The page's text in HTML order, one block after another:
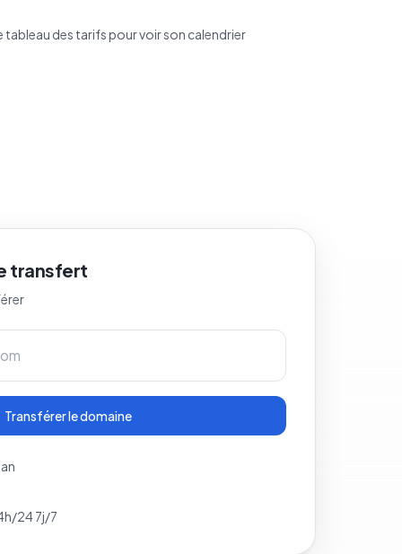
des tarifs pour voir son calendrier
transfert
Transférer le domaine
24 7j/7